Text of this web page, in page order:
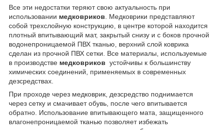
Все эти недостатки теряют свою актуальность при
использовании медковриков . Медковрики представляют
собой трехслойную конструкцию, в центре которой находится
плотный впитывающий мат, закрытый снизу и с боков прочной
водонепроницаемой ПВХ тканью, верхний слой коврика
сделан из прочной ПВХ сетки. Все материалы, используемые
в производстве медковриков устойчивы к большинству
химических соединений, применяемых в современных
дезсредствах.
При проходе через медковрик, дезсредство поднимается
через сетку и смачивает обувь, после чего впитывается
обратно. Использование впитывающего мата, защищенного
влагонепроницаемой тканью позволяет избежать